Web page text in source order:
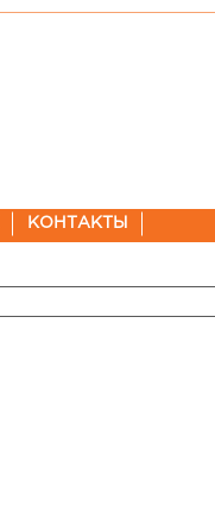
КОНТАКТЫ